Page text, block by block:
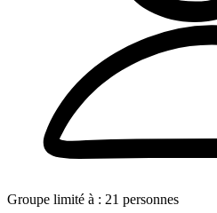
Groupe limité à : 21 personnes